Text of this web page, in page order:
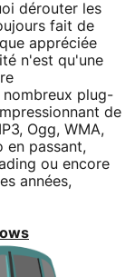
dérouter les
fait de
appréciée
n'est qu'une
nombreux plug-
de
Ogg, WMA,
en passant,
ou encore
années,